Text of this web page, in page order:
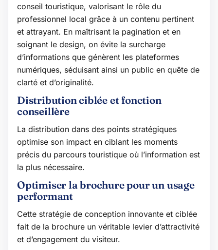
conseil touristique, valorisant le rôle du
professionnel local grâce à un contenu pertinent
et attrayant. En maîtrisant la pagination et en
soignant le design, on évite la surcharge
d’informations que génèrent les plateformes
numériques, séduisant ainsi un public en quête de
clarté et d’originalité.
Distribution ciblée et fonction
conseillère
La distribution dans des points stratégiques
optimise son impact en ciblant les moments
précis du parcours touristique où l’information est
la plus nécessaire.
Optimiser la brochure pour un usage
performant
Cette stratégie de conception innovante et ciblée
fait de la brochure un véritable levier d’attractivité
et d’engagement du visiteur.